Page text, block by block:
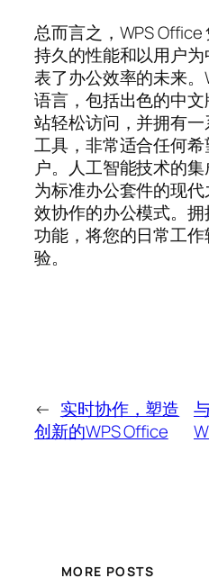
总而言之，WPS Office
持久的性能和以用户
表了办公效率的未来。
语言，包括出色的中
站轻松访问，并拥有
工具，非常适合任何
户。人工智能技术的
为标准办公套件的现
效协作的办公模式。拥
功能，将您的日常工
验。
← 实时协作，塑造
创新的WPS Office
MORE POSTS